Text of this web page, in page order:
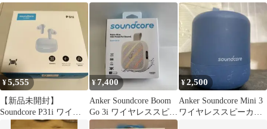
本体
イッシュブルー
¥5,555
【新品未開封】
Soundcore P31i ワイヤ
レスイヤホン 本体 ホワ
¥7,400
Anker Soundcore Boom
Go 3i ワイヤレススピー
カー
¥2,500
Anker Soundcore Mini 3
ワイヤレススピーカー